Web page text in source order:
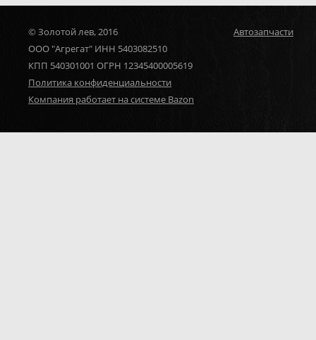
© Золотой лев, 2016
ООО "Агрегат" ИНН 5403082510
КПП 540301001 ОГРН 12345400005619
Политика конфиденциальности
Компания работает на системе Bazon
Автозапчасти